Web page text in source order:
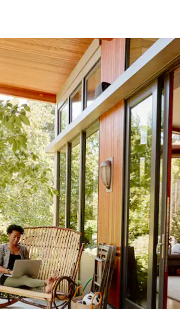
cima e para baixo do teclado ou tocando